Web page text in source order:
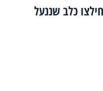
כלב שננעל